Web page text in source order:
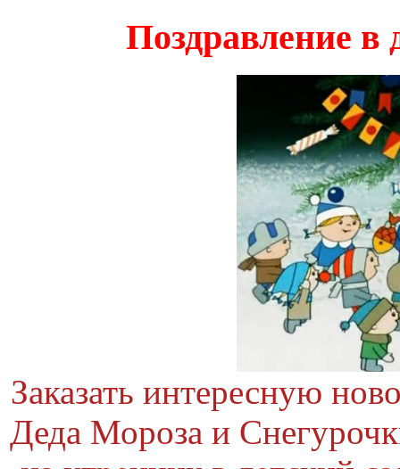
Поздравление в
Заказать интересную
Деда Мороза и